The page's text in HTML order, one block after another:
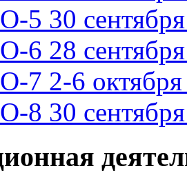
30 сентября
28 сентября
2-6 октября
30 сентября